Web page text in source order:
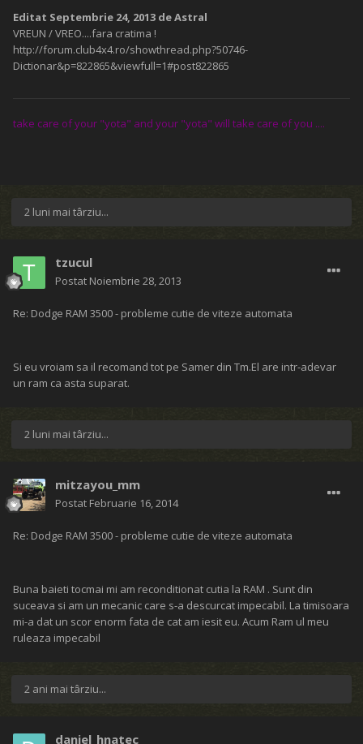
Editat Septembrie 24, 2013 de Astral
VREUN / VREO....fara cratima !
http://forum.club4x4.ro/showthread.php?50746-
Dictionar&p=822865&viewfull=1#post822865
take care of your "yota" and your "yota" will take care of you ....
2 luni mai târziu...
tzucul
Postat Noiembrie 28, 2013
Re: Dodge RAM 3500 - probleme cutie de viteze automata
Si eu vroiam sa il recomand tot pe Samer din Tm.El are intr-adevar
un ram ca asta suparat.
2 luni mai târziu...
mitzayou_mm
Postat Februarie 16, 2014
Re: Dodge RAM 3500 - probleme cutie de viteze automata
Buna baieti tocmai mi am reconditionat cutia la RAM . Sunt din
suceava si am un mecanic care s-a descurcat impecabil. La timisoara
mi-a dat un scor enorm fata de cat am iesit eu. Acum Ram ul meu
ruleaza impecabil
2 ani mai târziu...
daniel_hnatec